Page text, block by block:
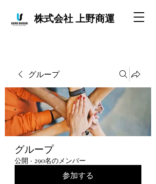
株式会社 上野商運
グループ
グループ
公開 · 290名のメンバー
参加する